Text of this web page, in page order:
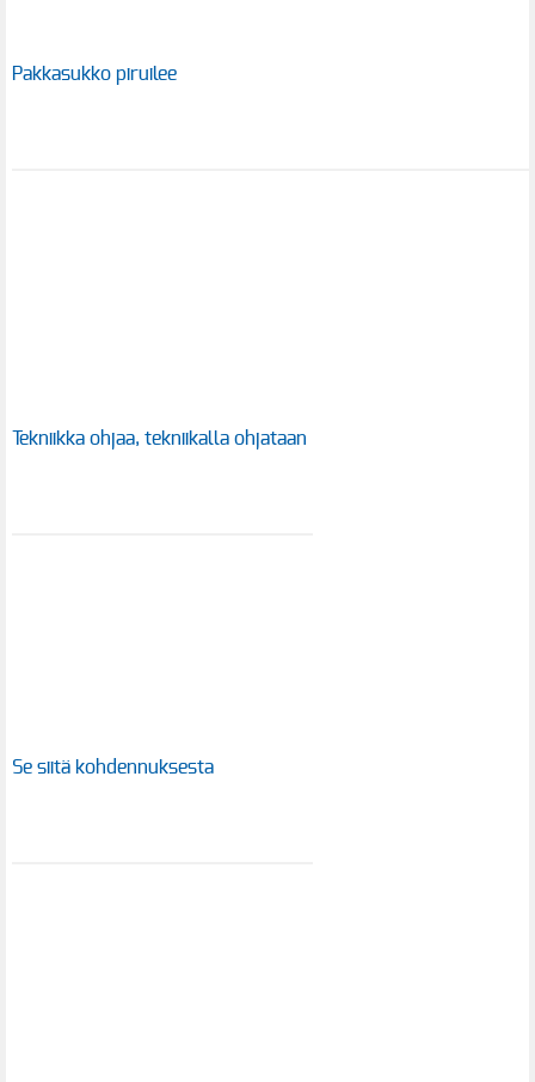
Pakkasukko piruilee
Tekniikka ohjaa, tekniikalla ohjataan
Se siitä kohdennuksesta